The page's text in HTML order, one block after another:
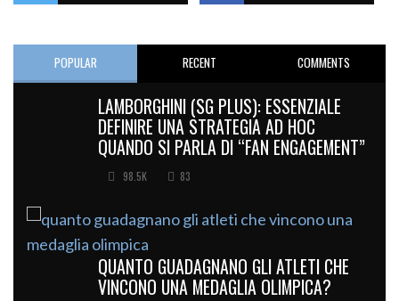
POPULAR RECENT COMMENTS
LAMBORGHINI (SG PLUS): ESSENZIALE
DEFINIRE UNA STRATEGIA AD HOC
QUANDO SI PARLA DI “FAN ENGAGEMENT”
98.5K 83
QUANTO GUADAGNANO GLI ATLETI CHE
VINCONO UNA MEDAGLIA OLIMPICA?